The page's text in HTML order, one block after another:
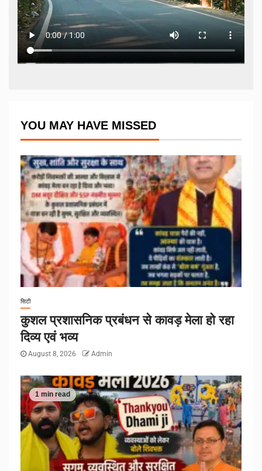
YOU MAY HAVE MISSED
सिटी
कुशल प्रशासनिक प्रबंधन से कावड़ मेला हो रहा
दिव्य एवं भव्य
August 8, 2026 Admin
1 min read